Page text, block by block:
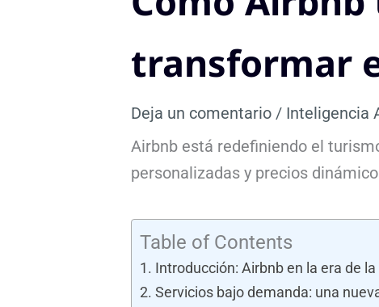
transformar
Deja un comentario / Inteligencia
Airbnb está redefiniendo el
personalizadas y precios
Table of Contents
Introducción: Airbnb en la era de
Servicios bajo demanda: una